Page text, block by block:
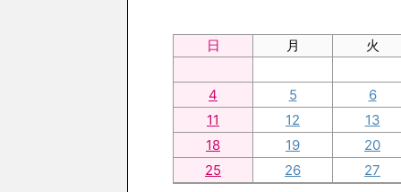
日 月 火
4 5
6
11
12
13
18
19
20
25
26 27